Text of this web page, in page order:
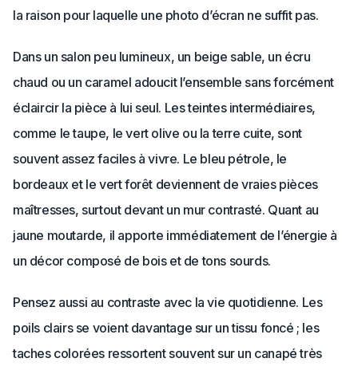
la raison pour laquelle une photo d’écran ne suffit pas.
Dans un salon peu lumineux, un beige sable, un écru
chaud ou un caramel adoucit l’ensemble sans forcément
éclaircir la pièce à lui seul. Les teintes intermédiaires,
comme le taupe, le vert olive ou la terre cuite, sont
souvent assez faciles à vivre. Le bleu pétrole, le
bordeaux et le vert forêt deviennent de vraies pièces
maîtresses, surtout devant un mur contrasté. Quant au
jaune moutarde, il apporte immédiatement de l’énergie à
un décor composé de bois et de tons sourds.
Pensez aussi au contraste avec la vie quotidienne. Les
poils clairs se voient davantage sur un tissu foncé ; les
taches colorées ressortent souvent sur un canapé très